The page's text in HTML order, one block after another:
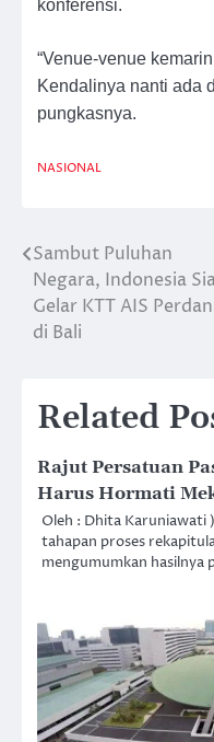
konferensi.
“Venue-venue
Kendalinya nanti ada
pungkasnya.
NASIONAL
Post
navigation
Sambut Puluhan
Negara, Indonesia
Gelar KTT AIS
di Bali
Related
Rajut Persatuan
Harus Hormati
Oleh : Dhita Karuniawati
tahapan proses
mengumumkan hasilnya